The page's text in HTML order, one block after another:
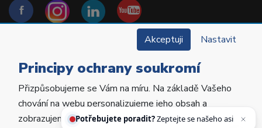
Copyright © 2022 Hu-Fa Dental a.s. Všechna práva
vyhrazena.
Akceptuji Nastavit
Principy ochrany soukromí
Přizpůsobujeme se Vám na míru. Na základě Vašeho
chování na webu personalizujeme jeho obsah a
zobrazujeme Vám relevantní nabídky a produkty.
Potřebujete poradit?Zeptejte se našeho
asistenta Hufiho.